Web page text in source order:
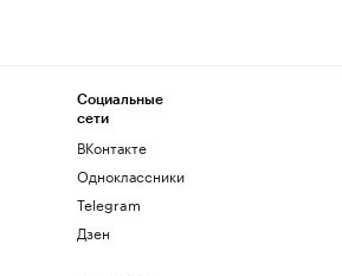
Социальные
сети
ВКонтакте
Одноклассники
Telegram
Дзен